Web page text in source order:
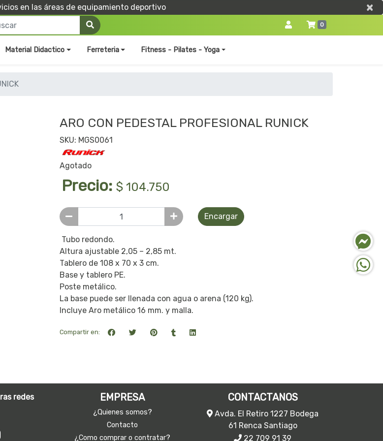
en las áreas de equipamiento deportivo ×
×
0
Material Didactico Ferreteria Fitness - Pilates - Yoga
ARO CON PEDESTAL PROFESIONAL RUNICK
SKU: MGS0061
Agotado
Precio: $ 104.750
Encargar
Tubo redondo.
Altura ajustable 2,05 – 2,85 mt.
Tablero de 108 x 70 x 3 cm.
Base y tablero PE.
Poste metálico.
La base puede ser llenada con agua o arena (120 kg).
Incluye Aro metálico 16 mm. y malla.
Compartir en:
redes
EMPRESA
¿Quienes somos?
Contacto
¿Como comprar o contratar?
CONTACTANOS
Avda. El Retiro 1227 Bodega
61 Renca Santiago
22 709 91 39